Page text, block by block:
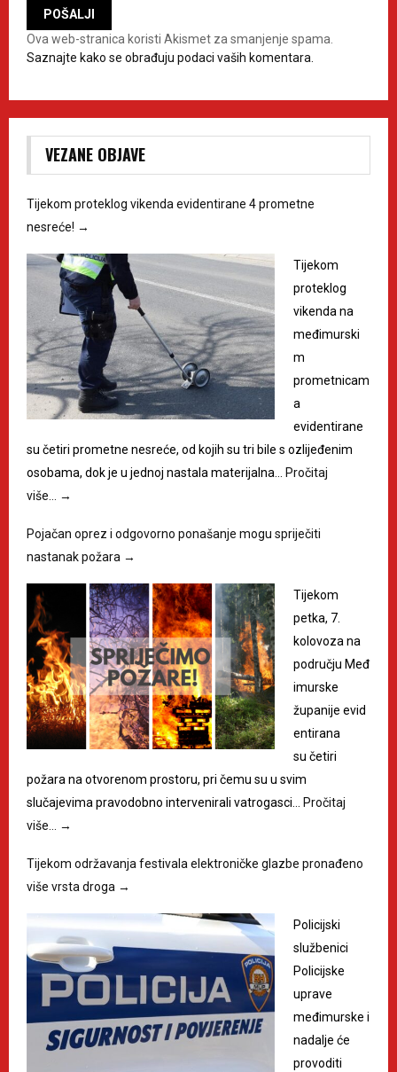
Ova web-stranica koristi Akismet za smanjenje spama.
Saznajte kako se obrađuju podaci vaših komentara.
VEZANE OBJAVE
Tijekom proteklog vikenda evidentirane 4 prometne
nesreće! →
Tijekom
proteklog
vikenda na
međimurski
m
prometnicam
a
evidentirane
su četiri prometne nesreće, od kojih su tri bile s ozlijeđenim
osobama, dok je u jednoj nastala materijalna…
Pročitaj
više…
→
Pojačan oprez i odgovorno ponašanje mogu spriječiti
nastanak požara →
Tijekom
petka, 7.
kolovoza na
području Međ
imurske
županije evid
entirana
su četiri
požara na otvorenom prostoru, pri čemu su u svim
slučajevima pravodobno intervenirali vatrogasci…
Pročitaj
više…
→
Tijekom održavanja festivala elektroničke glazbe pronađeno
više vrsta droga →
Policijski
službenici
Policijske
uprave
međimurske i
nadalje će
provoditi